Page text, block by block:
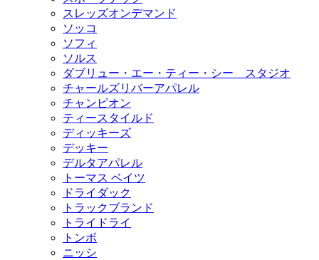
スレッズオンデマンド
ソッコ
ソフィ
ソルス
ダブリュー・エー・ティー・シー スタジオ
チャールズリバーアパレル
チャンピオン
ティースタイルド
ディッキーズ
デッキー
デルタアパレル
トーマス ベイツ
ドライダック
トラックブランド
トライドライ
トンボ
ニッシ